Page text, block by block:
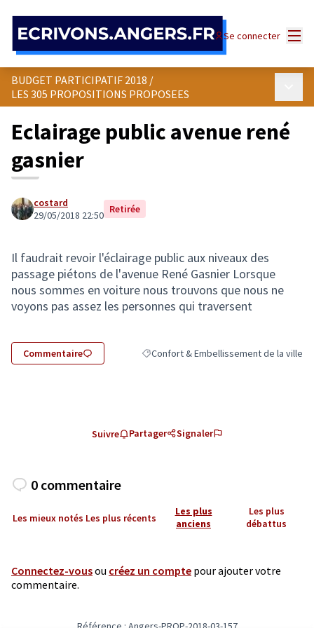
Se connecter
BUDGET PARTICIPATIF 2018 /
LES 305 PROPOSITIONS PROPOSEES
Eclairage public avenue rené
gasnier
costard
29/05/2018 22:50 Retirée
Il faudrait revoir l'éclairage public aux niveaux des
passage piétons de l'avenue René Gasnier Lorsque
nous sommes en voiture nous trouvons que nous ne
voyons pas assez les personnes qui traversent
Commentaire Filtrer les résultats de la catégorie :
Confort & Embellissement de la ville
Suivre Partager Signaler
0 commentaire
Les mieux notés Les plus récents
Les plus
anciens
Les plus
débattus
Connectez-vousou créez un compte pour ajouter votre
commentaire.